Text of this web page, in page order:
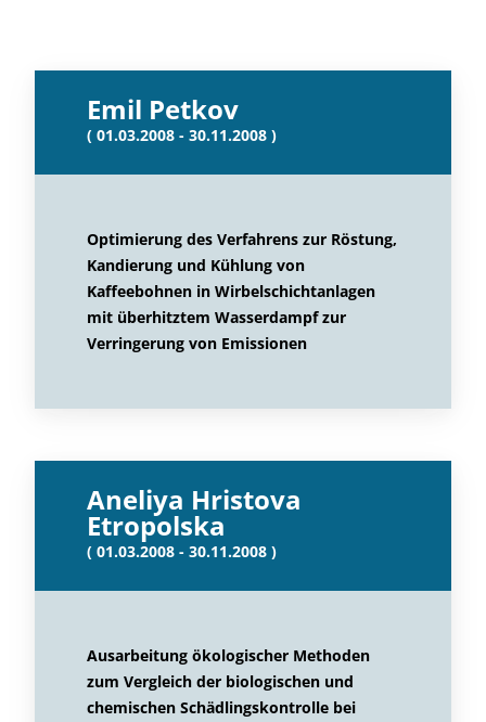
Emil Petkov
( 01.03.2008 - 30.11.2008 )
Optimierung des Verfahrens zur Röstung,
Kandierung und Kühlung von
Kaffeebohnen in Wirbelschichtanlagen
mit überhitztem Wasserdampf zur
Verringerung von Emissionen
Aneliya Hristova
Etropolska
( 01.03.2008 - 30.11.2008 )
Ausarbeitung ökologischer Methoden
zum Vergleich der biologischen und
chemischen Schädlingskontrolle bei